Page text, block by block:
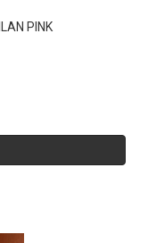
PINK